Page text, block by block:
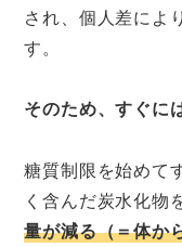
され、個人差によ
す。
そのため、すぐに
糖質制限を始めて
く含んだ炭水化物
量が減る（＝体か